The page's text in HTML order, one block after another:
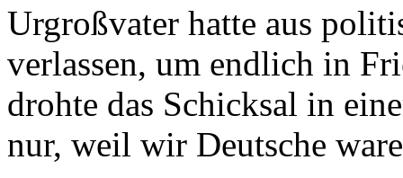
Urgroßvater hatte aus
verlassen, um endlich in
drohte das Schicksal in
nur, weil wir Deutsche